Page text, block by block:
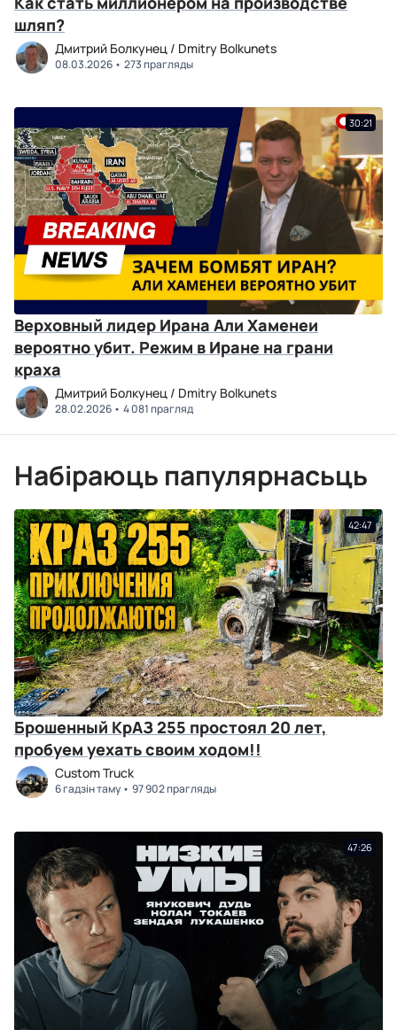
шляп?
Дмитрий Болкунец / Dmitry Bolkunets
08.03.2026 273 прагляды
30:21
Верховный лидер Ирана Али Хаменеи
вероятно убит. Режим в Иране на грани
краха
Дмитрий Болкунец / Dmitry Bolkunets
28.02.2026 4 081 прагляд
Набіраюць папулярнасьць
42:47
Брошенный КрАЗ 255 простоял 20 лет,
пробуем уехать своим ходом!!
Custom Truck
6 гадзін таму 97 902 прагляды
47:26